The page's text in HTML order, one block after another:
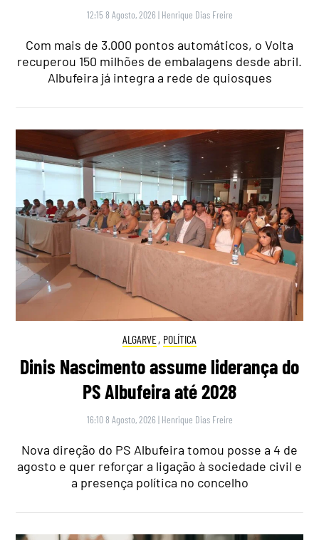
12:15 8 Agosto, 2026 | Henrique Dias Freire
Com mais de 3.000 pontos automáticos, o Volta
recuperou 150 milhões de embalagens desde abril.
Albufeira já integra a rede de quiosques
ALGARVE, POLÍTICA
Dinis Nascimento assume liderança do
PS Albufeira até 2028
16:10 8 Agosto, 2026 | Henrique Dias Freire
Nova direção do PS Albufeira tomou posse a 4 de
agosto e quer reforçar a ligação à sociedade civil e
a presença política no concelho